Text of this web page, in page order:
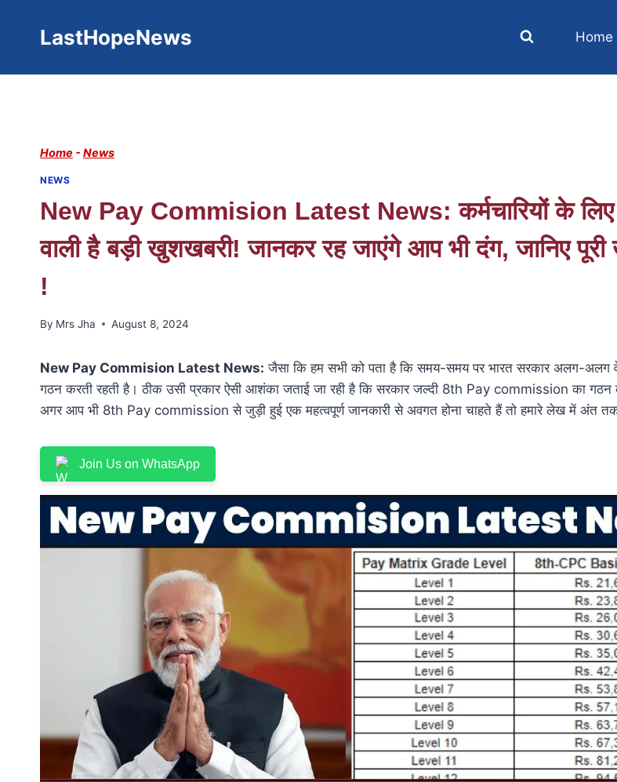
LastHopeNews Home
Home - News
NEWS
New Pay Commision Latest News: कर्मचारियों के
वाली है बड़ी खुशखबरी! जानकर रह जाएंगे आप भी दंग, जानिए पूरी
!
By Mrs Jha August 8, 2024
New Pay Commision Latest News: जैसा कि हम सभी को पता है कि समय-समय पर भारत सरकार अलग-अलग
गठन करती रहती है। ठीक उसी प्रकार ऐसी आशंका जताई जा रही है कि सरकार जल्दी 8th Pay commission का
अगर आप भी 8th Pay commission से जुड़ी हुई एक महत्वपूर्ण जानकारी से अवगत होना चाहते हैं तो हमारे लेख में अंत
Join Us on WhatsApp